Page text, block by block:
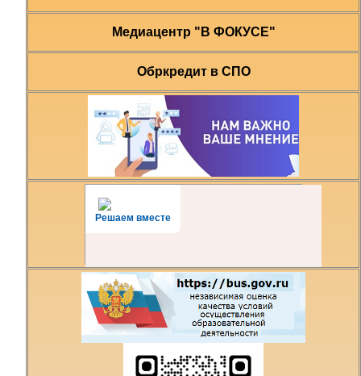
Медиацентр "В ФОКУСЕ"
Обркредит в СПО
Решаем вместе